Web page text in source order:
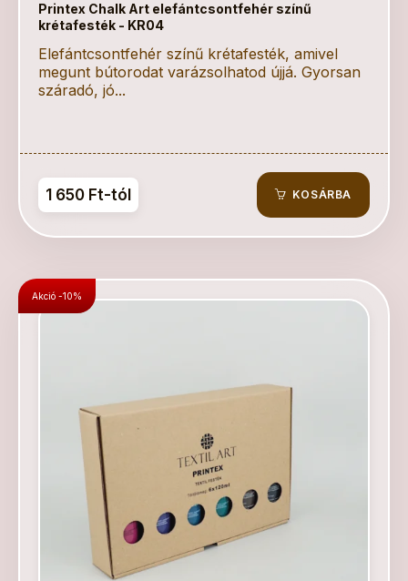
Printex Chalk Art elefántcsontfehér színű
krétafesték - KR04
Elefántcsontfehér színű krétafesték, amivel
megunt bútorodat varázsolhatod újjá. Gyorsan
száradó, jó...
1 650 Ft-tól KOSÁRBA
Akció -10%